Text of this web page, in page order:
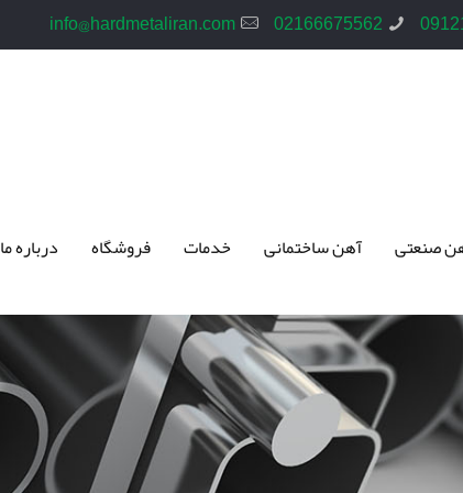
02166675562
info@hardmetaliran.com
صنعتی آهن ساختمانی خدمات فروشگاه درباره ما